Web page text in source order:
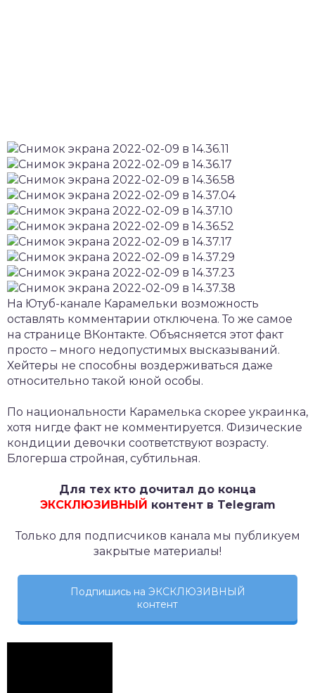
На Ютуб-канале Карамельки возможность
оставлять комментарии отключена. То же самое
на странице ВКонтакте. Объясняется этот факт
просто – много недопустимых высказываний.
Хейтеры не способны воздерживаться даже
относительно такой юной особы.
По национальности Карамелька скорее украинка,
хотя нигде факт не комментируется. Физические
кондиции девочки соответствуют возрасту.
Блогерша стройная, субтильная.
Для тех кто дочитал до конца
ЭКСКЛЮЗИВНЫЙ контент в Telegram
Только для подписчиков канала мы публикуем
закрытые материалы!
Подпишись на ЭКСКЛЮЗИВНЫЙ
контент